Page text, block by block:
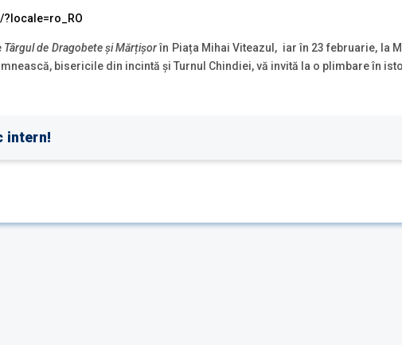
Târgul de Dragobete și Mărțișorîn Piața Mihai Viteazul, iar în 23 februarie, la
bisericile din incintă și Turnul Chindiei, vă invită la o plimbare în
intern!